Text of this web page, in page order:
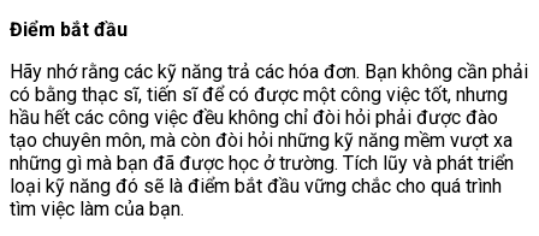
Điểm bắt đầu
Hãy nhớ rằng các kỹ năng trả các hóa đơn. Bạn không cần phải
có bằng thạc sĩ, tiến sĩ để có được một công việc tốt, nhưng
hầu hết các công việc đều không chỉ đòi hỏi phải được đào
tạo chuyên môn, mà còn đòi hỏi những kỹ năng mềm vượt xa
những gì mà bạn đã được học ở trường. Tích lũy và phát triển
loại kỹ năng đó sẽ là điểm bắt đầu vững chắc cho quá trình
tìm việc làm của bạn.